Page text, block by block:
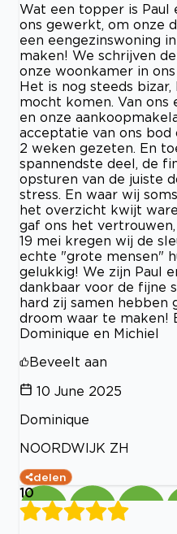
Wat een topper is Paul
ons gewerkt, om onze
een eengezinswoning
maken! We schrijven
onze woonkamer in
Het is nog steeds
mocht komen. Van ons
en onze
acceptatie van ons
2 weken gezeten. En
spannendste deel, de
opsturen van de juiste
stress. En waar wij
het overzicht kwijt
gaf ons het
19 mei kregen wij de
echte "grote mensen"
gelukkig! We zijn Paul
dankbaar voor de fijne
hard zij samen hebben
droom waar te maken!
Dominique en Michiel
Beveelt aan
10 June 2025
Dominique
NOORDWIJK ZH
delen
10